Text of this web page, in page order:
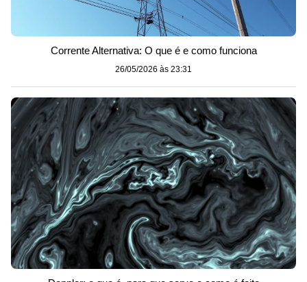
Corrente Alternativa: O que é e como funciona
26/05/2026 às 23:31